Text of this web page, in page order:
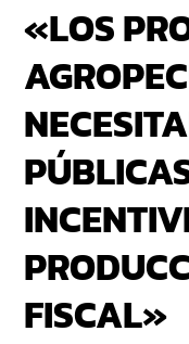
«LOS
FISCAL»